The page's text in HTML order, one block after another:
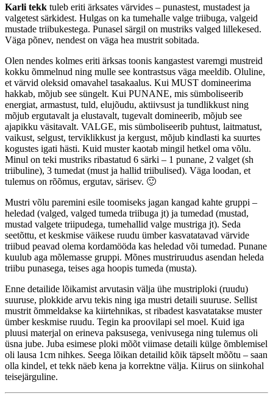
Karli tekk tuleb eriti ärksates värvides – punastest, mustadest ja
valgetest särkidest. Hulgas on ka tumehalle valge triibuga, valgeid
mustade triibukestega. Punasel särgil on mustriks valged lillekesed.
Väga põnev, nendest on väga hea mustrit sobitada.
Olen nendes kolmes eriti ärksas toonis kangastest varemgi mustreid
kokku õmmelnud ning mulle see kontrastsus väga meeldib. Oluline,
et värvid oleksid omavahel tasakaalus. Kui MUST domineerima
hakkab, mõjub see süngelt. Kui PUNANE, mis sümboliseerib
energiat, armastust, tuld, elujõudu, aktiivsust ja tundlikkust ning
mõjub ergutavalt ja elustavalt, tugevalt domineerib, mõjub see
ajapikku väsitavalt. VALGE, mis sümboliseerib puhtust, laitmatust,
vaikust, selgust, terviklikkust ja kergust, mõjub kindlasti ka suurtes
kogustes igati hästi. Kuid muster kaotab mingil hetkel oma võlu.
Minul on teki mustriks ribastatud 6 särki – 1 punane, 2 valget (sh
triibuline), 3 tumedat (must ja hallid triibulised). Väga loodan, et
tulemus on rõõmus, ergutav, särisev. 🙂
Mustri võlu paremini esile toomiseks jagan kangad kahte gruppi –
heledad (valged, valged tumeda triibuga jt) ja tumedad (mustad,
mustad valgete triipudega, tumehallid valge mustriga jt). Seda
seetõttu, et keskmise väikese ruudu ümber kasvatatavad värvide
triibud peavad olema kordamööda kas heledad või tumedad. Punane
kuulub aga mõlemasse gruppi. Mõnes mustriruudus asendan heleda
triibu punasega, teises aga hoopis tumeda (musta).
Enne detailide lõikamist arvutasin välja ühe mustriploki (ruudu)
suuruse, plokkide arvu tekis ning iga mustri detaili suuruse. Sellist
mustrit õmmeldakse ka kiirtehnikas, st ribadest kasvatatakse muster
ümber keskmise ruudu. Tegin ka proovilapi sel moel. Kuid iga
pluusi materjal on erineva paksusega, venivusega ning tulemus oli
üsna jube. Juba esimese ploki mõõt viimase detaili külge õmblemisel
oli lausa 1cm nihkes. Seega lõikan detailid kõik täpselt mõõtu – saan
olla kindel, et tekk näeb kena ja korrektne välja. Kiirus on siinkohal
teisejärguline.